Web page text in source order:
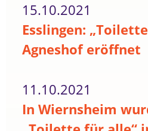
15.10.2021
Esslingen:
Agneshof eröffnet
11.10.2021
In Wiernsheim